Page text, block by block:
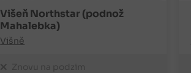
Višeň Northstar (podnož
Mahalebka)
Višně
Znovu na podzim